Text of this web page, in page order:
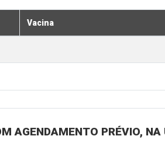
Vacina
AGENDAMENTO PRÉVIO, NA